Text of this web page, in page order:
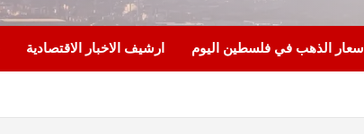
اسعار الذهب في فلسطين اليوم ارشيف الاخبار الاقتصادية